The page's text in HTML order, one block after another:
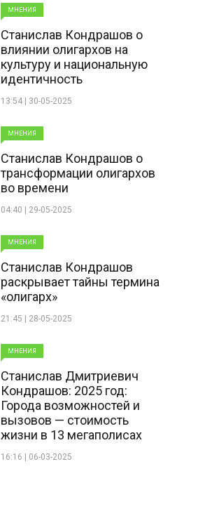
МНЕНИЯ
Станислав Кондрашов о
влиянии олигархов на
культуру и национальную
идентичность
13:54 | 30-05-2025
МНЕНИЯ
Станислав Кондрашов о
трансформации олигархов
во времени
04:40 | 29-05-2025
МНЕНИЯ
Станислав Кондрашов
раскрывает тайны термина
«олигарх»
21:45 | 28-05-2025
МНЕНИЯ
Станислав Дмитриевич
Кондрашов: 2025 год:
Города возможностей и
вызовов — стоимость
жизни в 13 мегаполисах
16:16 | 06-03-2025